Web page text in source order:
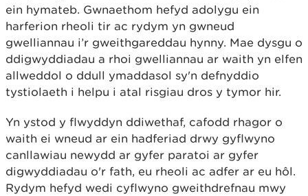
ein hymateb. Gwnaethom hefyd adolygu ein
harferion rheoli tir ac rydym yn gwneud
gwelliannau i’r gweithgareddau hynny. Mae dysgu o
ddigwyddiadau a rhoi gwelliannau ar waith yn elfen
allweddol o ddull ymaddasol sy'n defnyddio
tystiolaeth i helpu i atal risgiau dros y tymor hir.
Yn ystod y flwyddyn ddiwethaf, cafodd rhagor o
waith ei wneud ar ein hadferiad drwy gyflwyno
canllawiau newydd ar gyfer paratoi ar gyfer
digwyddiadau o'r fath, eu rheoli ac adfer ar eu hôl.
Rydym hefyd wedi cyflwyno gweithdrefnau mwy